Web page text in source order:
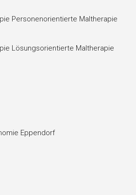
Personenorientierte Maltherapie
Lösungsorientierte Maltherapie
Eppendorf